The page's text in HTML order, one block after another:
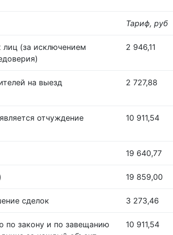
Тариф, руб
лиц (за исключением
2 946,11
на выезд
2 727,88
отчуждение
10 911,54
19 640,77
19 859,00
сделок 3 273,46
по закону и по завещанию
10 911,54